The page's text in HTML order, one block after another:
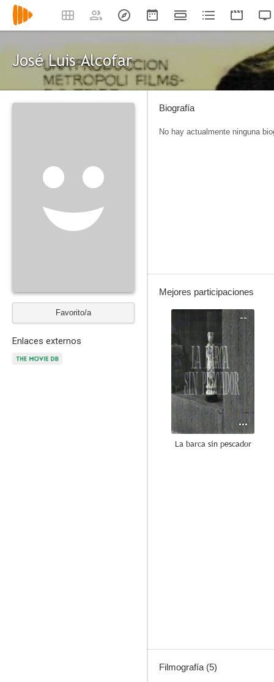
José Luis Alcofar
Favorito/a
Enlaces externos
Biografía
No hay actualmente ninguna
Mejores participaciones
--
La barca sin pescador
Filmografía (5)